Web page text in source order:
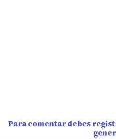
Para comentar debes